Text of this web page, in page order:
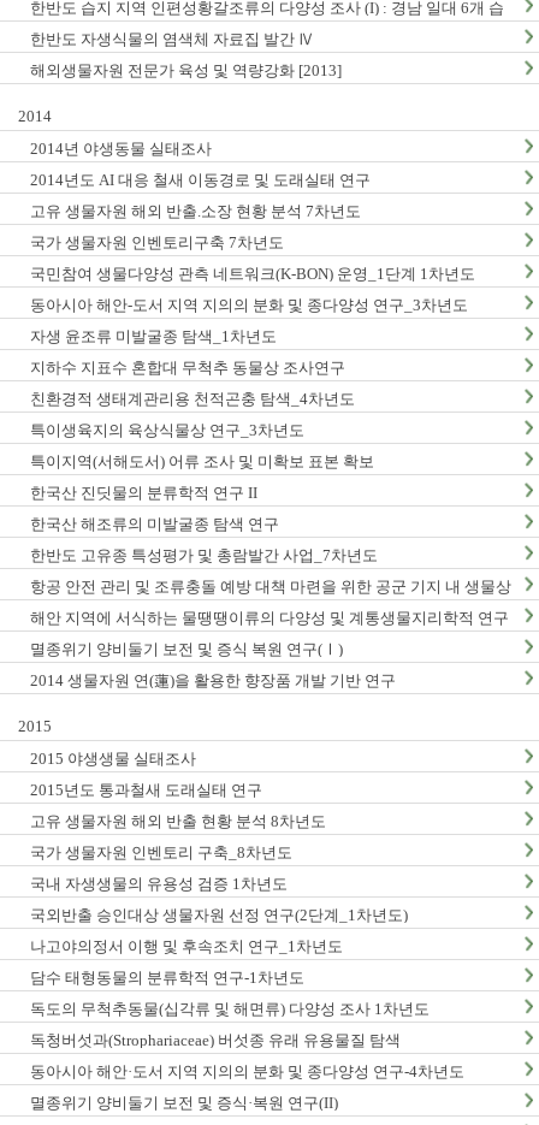
한반도 습지 지역 인편성황갈조류의 다양성 조사 (I) : 경남 일대 6개 습
지 지역 조사
한반도 자생식물의 염색체 자료집 발간 Ⅳ
해외생물자원 전문가 육성 및 역량강화 [2013]
2014
2014년 야생동물 실태조사
2014년도 AI 대응 철새 이동경로 및 도래실태 연구
고유 생물자원 해외 반출.소장 현황 분석 7차년도
국가 생물자원 인벤토리구축 7차년도
국민참여 생물다양성 관측 네트워크(K-BON) 운영_1단계 1차년도
동아시아 해안-도서 지역 지의의 분화 및 종다양성 연구_3차년도
자생 윤조류 미발굴종 탐색_1차년도
지하수 지표수 혼합대 무척추 동물상 조사연구
친환경적 생태계관리용 천적곤충 탐색_4차년도
특이생육지의 육상식물상 연구_3차년도
특이지역(서해도서) 어류 조사 및 미확보 표본 확보
한국산 진딧물의 분류학적 연구 II
한국산 해조류의 미발굴종 탐색 연구
한반도 고유종 특성평가 및 총람발간 사업_7차년도
항공 안전 관리 및 조류충돌 예방 대책 마련을 위한 공군 기지 내 생물상
조사_1차년도
해안 지역에 서식하는 물땡땡이류의 다양성 및 계통생물지리학적 연구
_1차년도
멸종위기 양비둘기 보전 및 증식 복원 연구(Ⅰ)
2014 생물자원 연(蓮)을 활용한 향장품 개발 기반 연구
2015
2015 야생생물 실태조사
2015년도 통과철새 도래실태 연구
고유 생물자원 해외 반출 현황 분석 8차년도
국가 생물자원 인벤토리 구축_8차년도
국내 자생생물의 유용성 검증 1차년도
국외반출 승인대상 생물자원 선정 연구(2단계_1차년도)
나고야의정서 이행 및 후속조치 연구_1차년도
담수 태형동물의 분류학적 연구-1차년도
독도의 무척추동물(십각류 및 해면류) 다양성 조사 1차년도
독청버섯과(Strophariaceae) 버섯종 유래 유용물질 탐색
동아시아 해안·도서 지역 지의의 분화 및 종다양성 연구-4차년도
멸종위기 양비둘기 보전 및 증식·복원 연구(II)